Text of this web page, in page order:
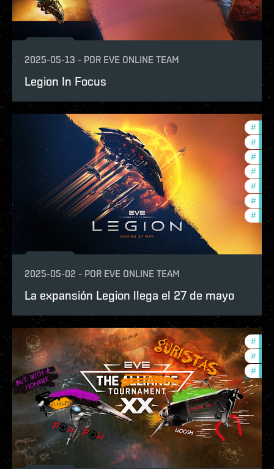
2025-05-13 - POR EVE ONLINE TEAM
Legion In Focus
#
#
#
#
#
#
#
2025-05-02 - POR EVE ONLINE TEAM
La expansión Legion llega el 27 de mayo
#
#
#